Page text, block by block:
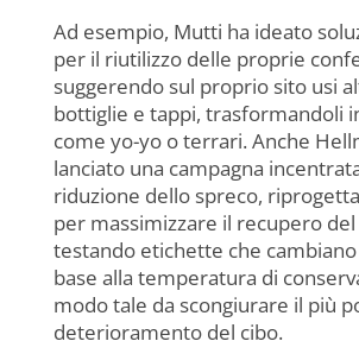
Ad esempio, Mutti ha ideato
per il riutilizzo delle proprie
suggerendo sul proprio sito usi
bottiglie e tappi, trasformandoli
come yo-yo o terrari. Anche
lanciato una campagna
riduzione dello spreco,
per massimizzare il recupero
testando etichette che
base alla temperatura di
modo tale da scongiurare il più
deterioramento del cibo.